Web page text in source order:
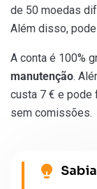
de 50 moedas
Além disso,
A conta é 100%
manutenção.
custa 7 € e pode
sem comissões.